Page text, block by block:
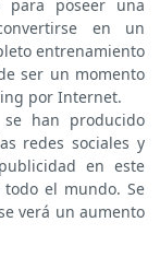
para poseer una
en un
entrenamiento
ser un momento
por Internet.
han producido
redes sociales y
en este
el mundo. Se
verá un aumento